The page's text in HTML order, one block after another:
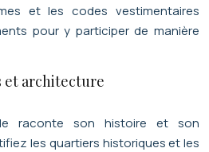
et les codes vestimentaires
pour y participer de manière
et architecture
raconte son histoire et son
les quartiers historiques et les